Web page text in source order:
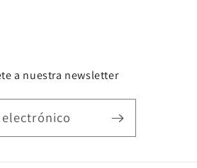
a nuestra newsletter